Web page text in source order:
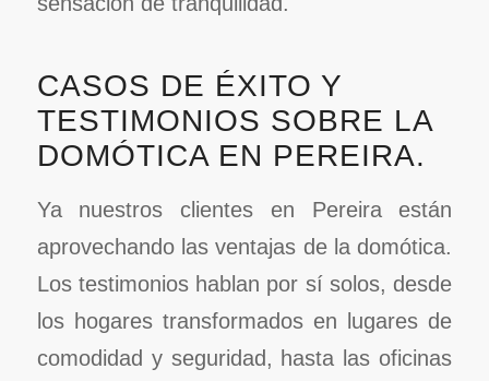
CASOS DE ÉXITO Y
TESTIMONIOS SOBRE LA
DOMÓTICA EN PEREIRA.
Ya nuestros clientes en Pereira están
aprovechando las ventajas de la domótica.
Los testimonios hablan por sí solos, desde
los hogares transformados en lugares de
comodidad y seguridad, hasta las oficinas